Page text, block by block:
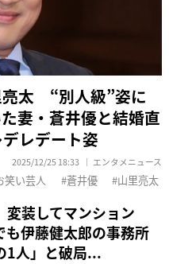
亮太 “別人級”姿に
妻・蒼井優と結婚直
レデート姿
2025/12/25 18:33 エンタメニュース
笑い芸人 蒼井優 山里亮太
装してマンション
伊藤健太郎の事務所
1人」と破局...